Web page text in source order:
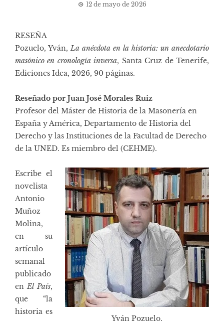
12 de mayo de 2026
RESEÑA
Pozuelo, Yván,La anécdota en la historia: un anecdotario
masónico en cronología inversa, Santa Cruz de Tenerife,
Ediciones Idea, 2026, 90 páginas.
Reseñado por Juan José Morales Ruiz
Profesor del Máster de Historia de la Masonería en
España y América, Departamento de Historia del
Derecho y las Instituciones de la Facultad de Derecho
de la UNED. Es miembro del (CEHME).
Yván Pozuelo.
Escribe el
novelista
Antonio
Muñoz
Molina,
en su
artículo
semanal
publicado
enEl País,
que “la
historia es